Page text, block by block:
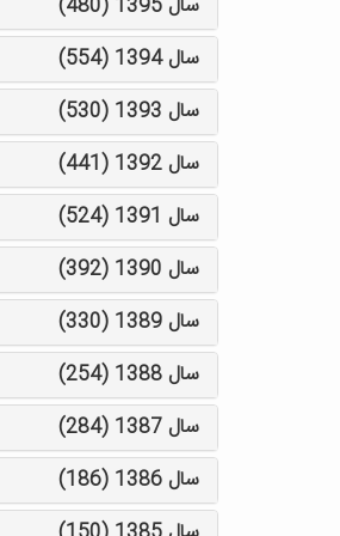
سال 1395 (480)
سال 1394 (554)
سال 1393 (530)
سال 1392 (441)
سال 1391 (524)
سال 1390 (392)
سال 1389 (330)
سال 1388 (254)
سال 1387 (284)
سال 1386 (186)